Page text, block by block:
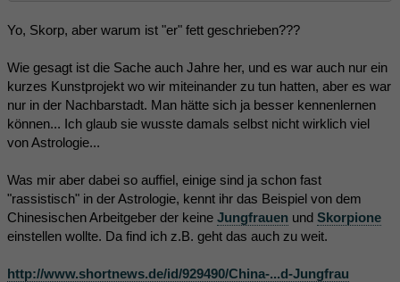
Yo, Skorp, aber warum ist "er" fett geschrieben???
Wie gesagt ist die Sache auch Jahre her, und es war auch nur ein
kurzes Kunstprojekt wo wir miteinander zu tun hatten, aber es war
nur in der Nachbarstadt. Man hätte sich ja besser kennenlernen
können... Ich glaub sie wusste damals selbst nicht wirklich viel
von Astrologie...
Was mir aber dabei so auffiel, einige sind ja schon fast
"rassistisch" in der Astrologie, kennt ihr das Beispiel von dem
Chinesischen Arbeitgeber der keine Jungfrauen und Skorpione
einstellen wollte. Da find ich z.B. geht das auch zu weit.
http://www.shortnews.de/id/929490/China-...d-Jungfrau